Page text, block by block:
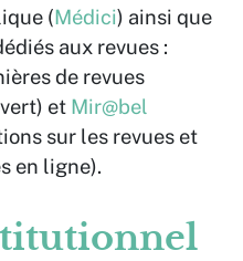
(Médici) ainsi que
aux revues :
de revues
et Mir@bel
sur les revues et
en ligne).